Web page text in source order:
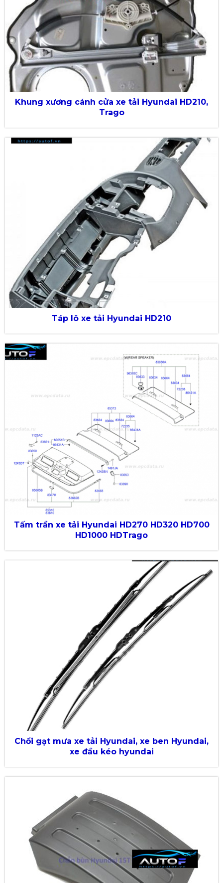
Khung xương cánh cửa xe tải Hyundai HD210,
Trago
Táp lô xe tải Hyundai HD210
Tấm trần xe tải Hyundai HD270 HD320 HD700
HD1000 HDTrago
Chổi gạt mưa xe tải Hyundai, xe ben Hyundai,
xe đầu kéo hyundai